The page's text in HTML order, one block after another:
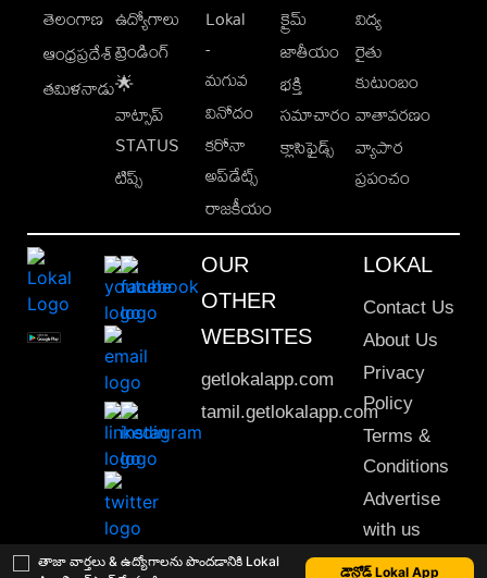
తాజా వార్తలు & ఉద్యోగాలను పొందడానికి Lokal
డౌన్లోడ్ Lokal App
తెలంగాణ
ఆంధ్రప్రదేశ్
తమిళనాడు
ఉద్యోగాలు
ట్రెండింగ్
🌟
వాట్సాప్
STATUS
టిప్స్
Lokal
-
మగువ
వినోదం
కరోనా
అప్‌డేట్స్
రాజకీయం
క్రైమ్
జాతీయం
భక్తి
సమాచారం
క్లాసిఫైడ్స్
విద్య
రైతు
కుటుంబం
వాతావరణం
వ్యాపార
ప్రపంచం
OUR
OTHER
WEBSITES
getlokalapp.com
tamil.getlokalapp.com
LOKAL
Contact Us
About Us
Privacy
Policy
Terms &
Conditions
Advertise
with us
Sitemap